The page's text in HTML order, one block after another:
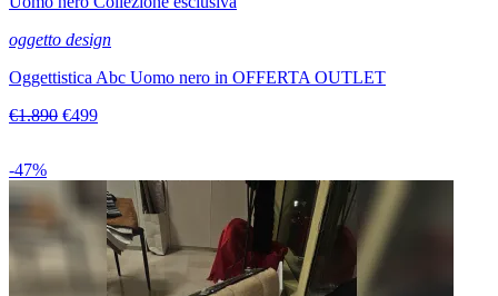
oggetto design
Oggettistica Abc Uomo nero in OFFERTA OUTLET
€1.890 €499
-47%